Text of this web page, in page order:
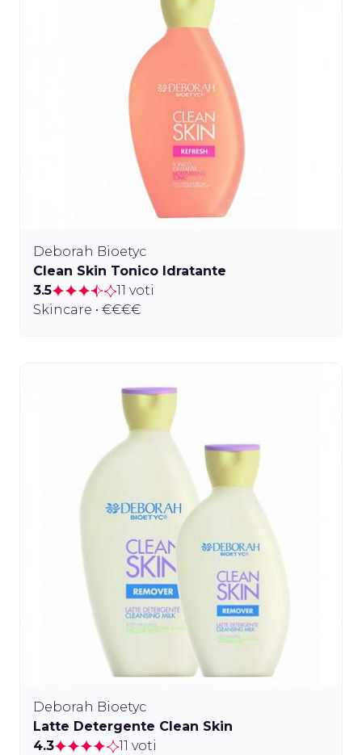
Deborah Bioetyc
Clean Skin Tonico Idratante
3.5
11 voti
Skincare • €€€€
Deborah Bioetyc
Latte Detergente Clean Skin
4.3
11 voti